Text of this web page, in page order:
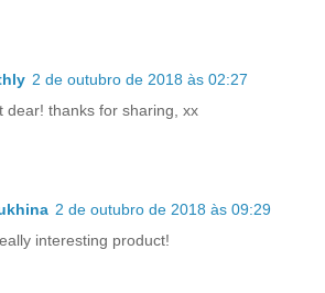
2 de outubro de 2018 às 02:27
dear! thanks for sharing, xx
2 de outubro de 2018 às 09:29
interesting product!